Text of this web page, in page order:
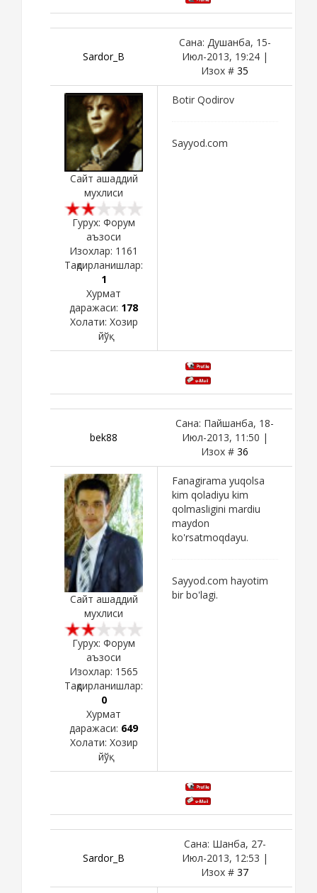
Sardor_B
Сана: Душанба, 15-
Июл-2013, 19:24 |
Изох # 35
Сайт ашаддий
мухлиси
Гурух: Форум
аъзоси
Изохлар: 1161
Тақдирланишлар:
1
Хурмат
даражаси: 178
Холати: Хозир
йўқ
Botir Qodirov
Sayyod.com
bek88
Сана: Пайшанба, 18-
Июл-2013, 11:50 |
Изох # 36
Сайт ашаддий
мухлиси
Гурух: Форум
аъзоси
Изохлар: 1565
Тақдирланишлар:
0
Хурмат
даражаси: 649
Холати: Хозир
йўқ
Fanagirama yuqolsa
kim qoladiyu kim
qolmasligini mardiu
maydon
ko'rsatmoqdayu.
Sayyod.com hayotim
bir bo'lagi.
Sardor_B
Сана: Шанба, 27-
Июл-2013, 12:53 |
Изох # 37